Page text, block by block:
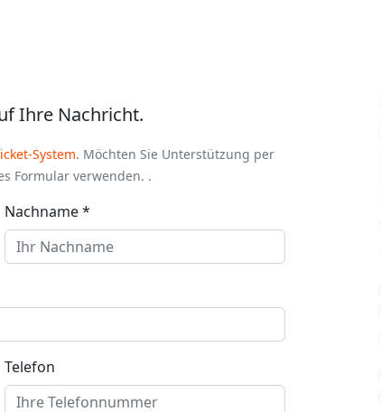
Ihre Nachricht.
System. Möchten Sie Unterstützung per
Formular verwenden. .
Nachname *
Telefon